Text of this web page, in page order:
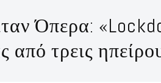
Όπερα:
από τρεις